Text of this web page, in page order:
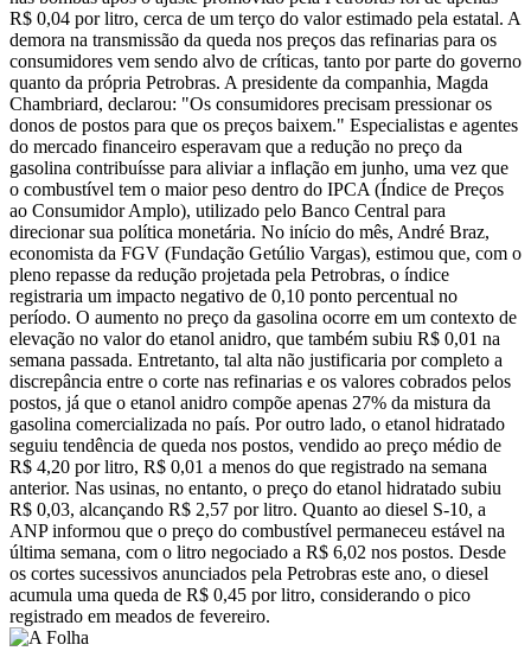
R$ 0,04 por litro, cerca de um terço do valor estimado pela estatal. A
demora na transmissão da queda nos preços das refinarias para os
consumidores vem sendo alvo de críticas, tanto por parte do governo
quanto da própria Petrobras. A presidente da companhia, Magda
Chambriard, declarou: "Os consumidores precisam pressionar os
donos de postos para que os preços baixem." Especialistas e agentes
do mercado financeiro esperavam que a redução no preço da
gasolina contribuísse para aliviar a inflação em junho, uma vez que
o combustível tem o maior peso dentro do IPCA (Índice de Preços
ao Consumidor Amplo), utilizado pelo Banco Central para
direcionar sua política monetária. No início do mês, André Braz,
economista da FGV (Fundação Getúlio Vargas), estimou que, com o
pleno repasse da redução projetada pela Petrobras, o índice
registraria um impacto negativo de 0,10 ponto percentual no
período. O aumento no preço da gasolina ocorre em um contexto de
elevação no valor do etanol anidro, que também subiu R$ 0,01 na
semana passada. Entretanto, tal alta não justificaria por completo a
discrepância entre o corte nas refinarias e os valores cobrados pelos
postos, já que o etanol anidro compõe apenas 27% da mistura da
gasolina comercializada no país. Por outro lado, o etanol hidratado
seguiu tendência de queda nos postos, vendido ao preço médio de
R$ 4,20 por litro, R$ 0,01 a menos do que registrado na semana
anterior. Nas usinas, no entanto, o preço do etanol hidratado subiu
R$ 0,03, alcançando R$ 2,57 por litro. Quanto ao diesel S-10, a
ANP informou que o preço do combustível permaneceu estável na
última semana, com o litro negociado a R$ 6,02 nos postos. Desde
os cortes sucessivos anunciados pela Petrobras este ano, o diesel
acumula uma queda de R$ 0,45 por litro, considerando o pico
registrado em meados de fevereiro.